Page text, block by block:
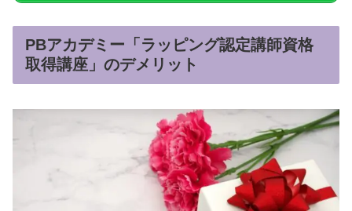
PBアカデミー「ラッピング認定講師資格
取得講座」のデメリット